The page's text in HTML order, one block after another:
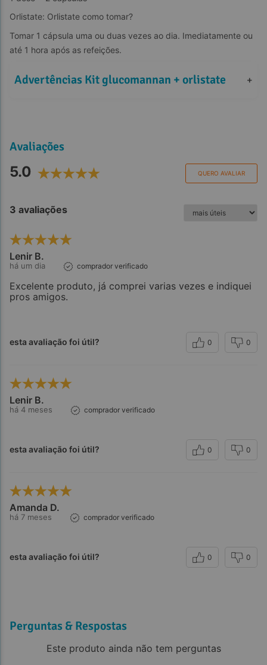
Orlistate: Orlistate como tomar?
Tomar 1 cápsula uma ou duas vezes ao dia. Imediatamente ou
até 1 hora após as refeições.
Advertências Kit glucomannan + orlistate +
Avaliações
5.0 QUERO AVALIAR
3 avaliações
Lenir B.
há um dia comprador verificado
Excelente produto, já comprei varias vezes e indiquei
pros amigos.
esta avaliação foi útil? 0 0
Lenir B.
há 4 meses comprador verificado
esta avaliação foi útil? 0 0
Amanda D.
há 7 meses comprador verificado
esta avaliação foi útil? 0 0
Perguntas & Respostas
Este produto ainda não tem perguntas